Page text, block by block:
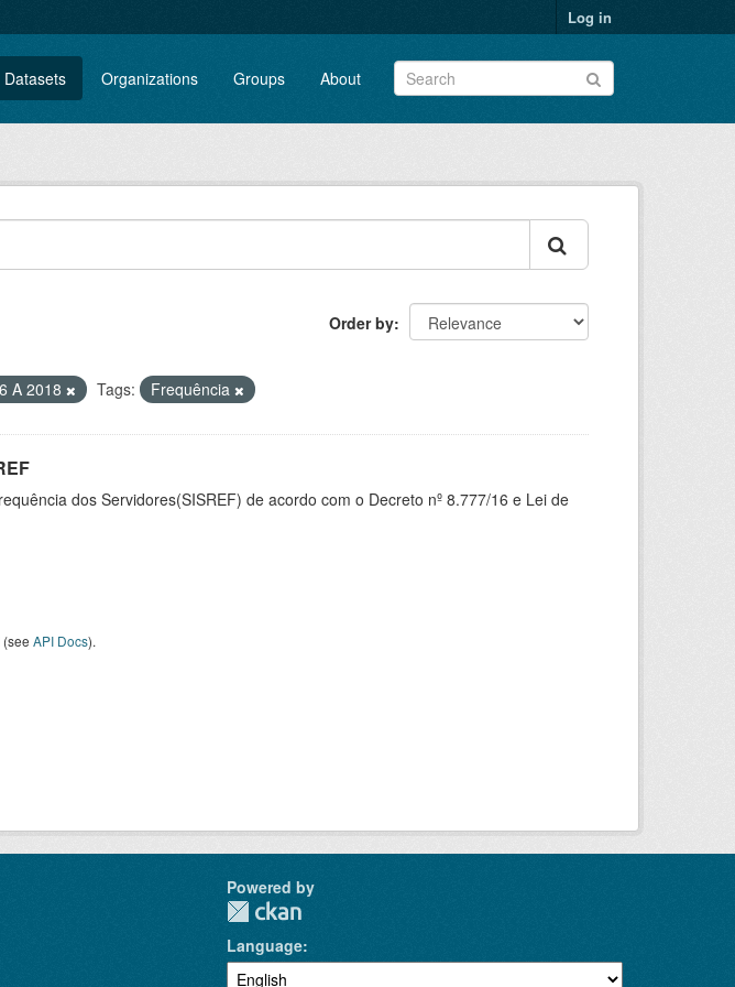
Log in
Datasets Organizations Groups About
Order by
A 2018 Tags: Frequência
dos Servidores(SISREF) de acordo com o Decreto nº 8.777/16 e Lei de
(see API Docs).
Powered by
Language